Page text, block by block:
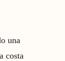
una
costa